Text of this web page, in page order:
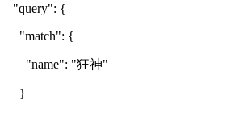
"query": {
"match": {
"name": "狂神"
}